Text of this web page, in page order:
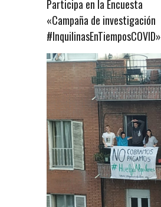
Participa en la Encuesta
«Campaña de investigación
#InquilinasEnTiemposCOVID»